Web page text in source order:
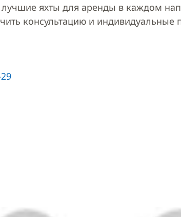
яхты для аренды в каждом
консультацию и индивидуальные